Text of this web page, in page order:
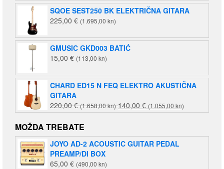
SQOE SEST250 BK ELEKTRIČNA GITARA
225,00 € (1.695,00 kn)
GMUSIC GKD003 BATIĆ
15,00 € (113,00 kn)
CHARD ED15 N FEQ ELEKTRO AKUSTIČNA
GITARA
220,00€ (1.658,00 kn)Izvorna
cijena
je:
220,00 €
140,00 € (1.055,00 kn)
cijena
140,00 €
MOŽDA TREBATE
JOYO AD-2 ACOUSTIC GUITAR PEDAL
PREAMP/DI BOX
65,00 € (490,00 kn)